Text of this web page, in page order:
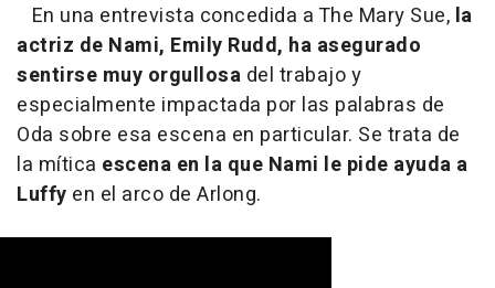
En una entrevista concedida a The Mary Sue, la
actriz de Nami, Emily Rudd, ha asegurado
sentirse muy orgullosa del trabajo y
especialmente impactada por las palabras de
Oda sobre esa escena en particular. Se trata de
la mítica escena en la que Nami le pide ayuda a
Luffy en el arco de Arlong.